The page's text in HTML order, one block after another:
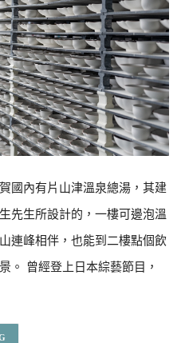
國內有片山津溫泉總湯，其建
先生所設計的，一樓可邊泡溫
連峰相伴，也能到二樓點個飲
。 曾經登上日本綜藝節目，